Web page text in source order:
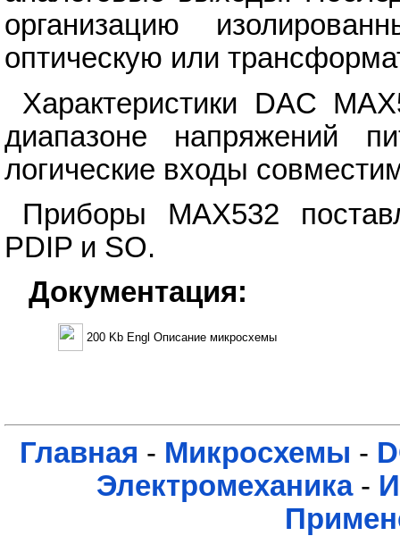
организацию
оптическую или
Характеристики DAC
диапазоне
логические входы
Приборы MAX532
PDIP и SO.
Документация:
200 Kb Engl Описание микросхемы
Главная - Микросхемы -
Электромеханика-